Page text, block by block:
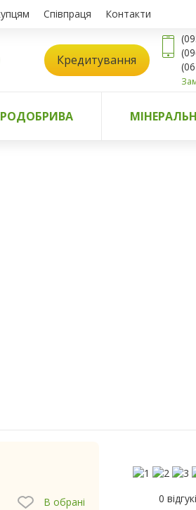
Співпраця Контакти
Кредитування
В обрані
0